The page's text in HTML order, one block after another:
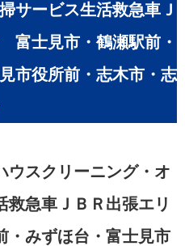
サービス生活救急車Ｊ
富士見市・鶴瀬駅前・
市役所前・志木市・志
ウスクリーニング・オ
救急車ＪＢＲ出張エリ
みずほ台・富士見市